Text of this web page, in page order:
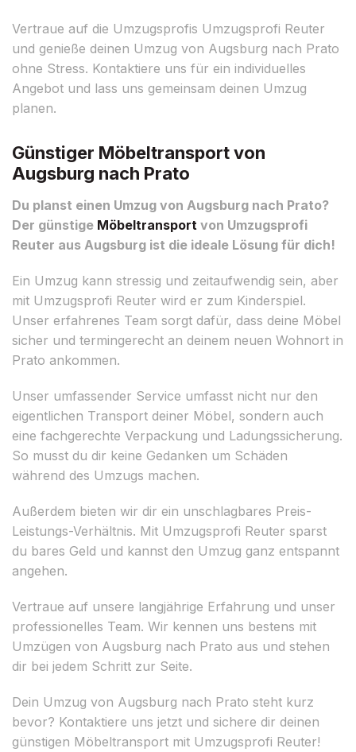
Vertraue auf die Umzugsprofis Umzugsprofi Reuter
und genieße deinen Umzug von Augsburg nach Prato
ohne Stress. Kontaktiere uns für ein individuelles
Angebot und lass uns gemeinsam deinen Umzug
planen.
Günstiger Möbeltransport von
Augsburg nach Prato
Du planst einen Umzug von Augsburg nach Prato?
Der günstige Möbeltransport von Umzugsprofi
Reuter aus Augsburg ist die ideale Lösung für dich!
Ein Umzug kann stressig und zeitaufwendig sein, aber
mit Umzugsprofi Reuter wird er zum Kinderspiel.
Unser erfahrenes Team sorgt dafür, dass deine Möbel
sicher und termingerecht an deinem neuen Wohnort in
Prato ankommen.
Unser umfassender Service umfasst nicht nur den
eigentlichen Transport deiner Möbel, sondern auch
eine fachgerechte Verpackung und Ladungssicherung.
So musst du dir keine Gedanken um Schäden
während des Umzugs machen.
Außerdem bieten wir dir ein unschlagbares Preis-
Leistungs-Verhältnis. Mit Umzugsprofi Reuter sparst
du bares Geld und kannst den Umzug ganz entspannt
angehen.
Vertraue auf unsere langjährige Erfahrung und unser
professionelles Team. Wir kennen uns bestens mit
Umzügen von Augsburg nach Prato aus und stehen
dir bei jedem Schritt zur Seite.
Dein Umzug von Augsburg nach Prato steht kurz
bevor? Kontaktiere uns jetzt und sichere dir deinen
günstigen Möbeltransport mit Umzugsprofi Reuter!